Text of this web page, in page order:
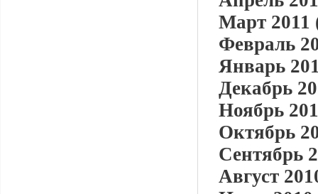
Март 2011
Февраль
Январь
Декабрь
Ноябрь
Октябрь
Сентябрь
Август